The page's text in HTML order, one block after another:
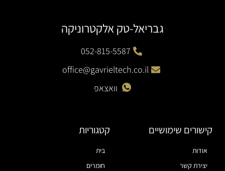
גבריאל-טק אלקטרוניקה
052-815-5587
office@gavrieltech.co.il
וואצאפ
קישורים שימושיים
אודות
יצירת קשר
קטגוריות
בית
חומרים